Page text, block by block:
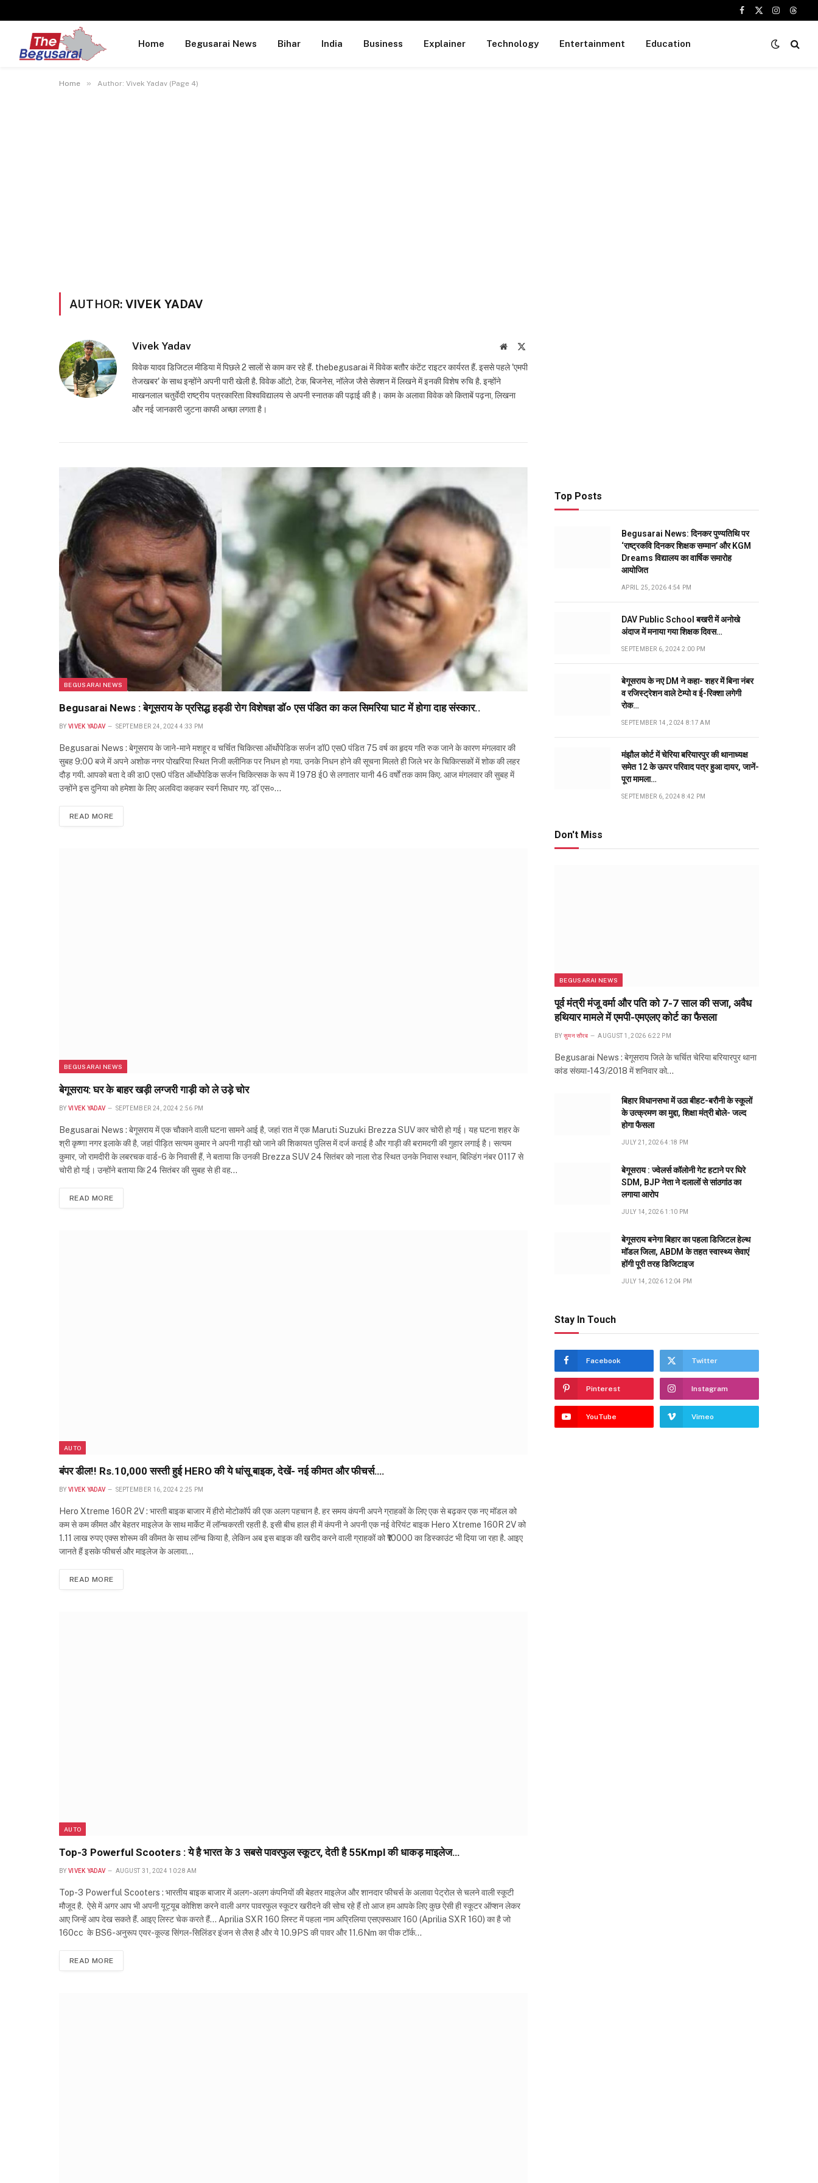
Facebook
X
Instagram
Home Begusarai News Bihar India Business Explainer Technology Entertainment Education
Home » Author: Vivek Yadav (Page 4)
AUTHOR: VIVEK YADAV
Vivek Yadav Website
विवेक यादव डिजिटल मीडिया में पिछले 2 सालों से काम कर रहे हैं. thebegusarai में विवेक बतौर कंटेंट राइटर कार्यरत हैं. इससे पहले 'एमपी
तेजखबर' के साथ इन्होंने अपनी पारी खेली है. विवेक ऑटो, टेक, बिजनेस, नॉलेज जैसे सेक्शन में लिखने में इनकी विशेष रुचि है. इन्होंने
माखनलाल चतुर्वेदी राष्ट्रीय पत्रकारिता विश्वविद्यालय से अपनी स्नातक की पढ़ाई की है। काम के अलावा विवेक को किताबें पढ़ना, लिखना
और नई जानकारी जुटना काफी अच्छा लगता है।
BEGUSARAI NEWS
Begusarai News : बेगूसराय के प्रसिद्ध हड्डी रोग विशेषज्ञ डॉ० एस पंडित का कल सिमरिया घाट में होगा दाह संस्कार..
BY VIVEK YADAV SEPTEMBER 24, 2024 4:33 PM
Begusarai News : बेगूसराय के जाने-माने मशहूर व चर्चित चिकित्सा ऑर्थोपेडिक सर्जन डॉ0 एस0 पंडित 75 वर्ष का हृदय गति रुक जाने के कारण मंगलवार की
सुबह 9:00 बजे में अपने अशोक नगर पोखरिया स्थित निजी क्लीनिक पर निधन हो गया. उनके निधन होने की सूचना मिलते ही जिले भर के चिकित्सकों में शोक की लहर
दौड़ गयी. आपको बता दे की डा0 एस0 पंडित ऑर्थोपेडिक सर्जन चिकित्सक के रूप में 1978 ई0 से लगातार यानी 46 वर्षों तक काम किए. आज मंगलवार की सुबह में
उन्होंने इस दुनिया को हमेशा के लिए अलविदा कहकर स्वर्ग सिधार गए. डॉ एस०…
READ MORE
BEGUSARAI NEWS
बेगूसराय: घर के बाहर खड़ी लग्जरी गाड़ी को ले उड़े चोर
BY VIVEK YADAV SEPTEMBER 24, 2024 2:56 PM
Begusarai News : बेगूसराय में एक चौकाने वाली घटना सामने आई है, जहां रात में एक Maruti Suzuki Brezza SUV कार चोरी हो गई। यह घटना शहर के
श्री कृष्णा नगर इलाके की है, जहां पीड़ित सत्यम कुमार ने अपनी गाड़ी खो जाने की शिकायत पुलिस में दर्ज कराई है और गाड़ी की बरामदगी की गुहार लगाई है। सत्यम
कुमार, जो रामदीरी के लबरचक वार्ड-6 के निवासी हैं, ने बताया कि उनकी Brezza SUV 24 सितंबर को नाला रोड स्थित उनके निवास स्थान, बिल्डिंग नंबर 0117 से
चोरी हो गई। उन्होंने बताया कि 24 सितंबर की सुबह से ही वह…
READ MORE
AUTO
बंपर डील!! Rs.10,000 सस्ती हुई HERO की ये धांसू बाइक, देखें- नई कीमत और फीचर्स….
BY VIVEK YADAV SEPTEMBER 16, 2024 2:25 PM
Hero Xtreme 160R 2V : भारती बाइक बाजार में हीरो मोटोकॉर्प की एक अलग पहचान है. हर समय कंपनी अपने ग्राहकों के लिए एक से बढ़कर एक नए मॉडल को
कम से कम कीमत और बेहतर माइलेज के साथ मार्केट में लॉन्चकरती रहती है. इसी बीच हाल ही में कंपनी ने अपनी एक नई वेरियंट बाइक Hero Xtreme 160R 2V को
1.11 लाख रुपए एक्स शोरूम की कीमत के साथ लॉन्च किया है, लेकिन अब इस बाइक की खरीद करने वाली ग्राहकों को ₹10000 का डिस्काउंट भी दिया जा रहा है. आइए
जानते हैं इसके फीचर्स और माइलेज के अलावा…
READ MORE
AUTO
Top-3 Powerful Scooters : ये है भारत के 3 सबसे पावरफुल स्कूटर, देती है 55Kmpl की धाकड़ माइलेज…
BY VIVEK YADAV AUGUST 31, 2024 10:28 AM
Top-3 Powerful Scooters : भारतीय बाइक बाजार में अलग-अलग कंपनियों की बेहतर माइलेज और शानदार फीचर्स के अलावा पेट्रोल से चलने वाली स्कूटी
मौजूद है. ऐसे में अगर आप भी अपनी यूट्यूब कोशिश करने वाली अगर पावरफुल स्कूटर खरीदने की सोच रहे हैं तो आज हम आपके लिए कुछ ऐसी ही स्कूटर ऑप्शन लेकर
आए जिन्हें आप देख सकते हैं. आइए लिस्ट चेक करते हैं… Aprilia SXR 160 लिस्ट में पहला नाम अप्रिलिया एसएक्सआर 160 (Aprilia SXR 160) का है जो
160cc के BS6-अनुरूप एयर-कूल्ड सिंगल-सिलिंडर इंजन से लैस है और ये 10.9PS की पावर और 11.6Nm का पीक टॉर्क…
READ MORE
Top Posts
Begusarai News: दिनकर पुण्यतिथि पर
‘राष्ट्रकवि दिनकर शिक्षक सम्मान’ और KGM
Dreams विद्यालय का वार्षिक समारोह
आयोजित
APRIL 25, 2026 4:54 PM
DAV Public School बखरी में अनोखे
अंदाज में मनाया गया शिक्षक दिवस…
SEPTEMBER 6, 2024 2:00 PM
बेगूसराय के नए DM ने कहा- शहर में बिना नंबर
व रजिस्ट्रेशन वाले टेम्पो व ई-रिक्शा लगेगी
रोक…
SEPTEMBER 14, 2024 8:17 AM
मंझौल कोर्ट में चेरिया बरियारपुर की थानाध्यक्ष
समेत 12 के ऊपर परिवाद पत्र हुआ दायर, जानें-
पूरा मामला…
SEPTEMBER 6, 2024 8:42 PM
Don't Miss
BEGUSARAI NEWS
पूर्व मंत्री मंजू वर्मा और पति को 7-7 साल की सजा, अवैध
हथियार मामले में एमपी-एमएलए कोर्ट का फैसला
BY सुमन सौरब AUGUST 1, 2026 6:22 PM
Begusarai News : बेगूसराय जिले के चर्चित चेरिया बरियारपुर थाना
कांड संख्या-143/2018 में शनिवार को…
बिहार विधानसभा में उठा बीहट-बरौनी के स्कूलों
के उत्क्रमण का मुद्दा, शिक्षा मंत्री बोले- जल्द
होगा फैसला
JULY 21, 2026 4:18 PM
बेगूसराय : ज्वेलर्स कॉलोनी गेट हटाने पर घिरे
SDM, BJP नेता ने दलालों से सांठगांठ का
लगाया आरोप
JULY 14, 2026 1:10 PM
बेगूसराय बनेगा बिहार का पहला डिजिटल हेल्थ
मॉडल जिला, ABDM के तहत स्वास्थ्य सेवाएं
होंगी पूरी तरह डिजिटाइज
JULY 14, 2026 12:04 PM
Stay In Touch
Facebook Twitter
Pinterest Instagram
YouTube Vimeo